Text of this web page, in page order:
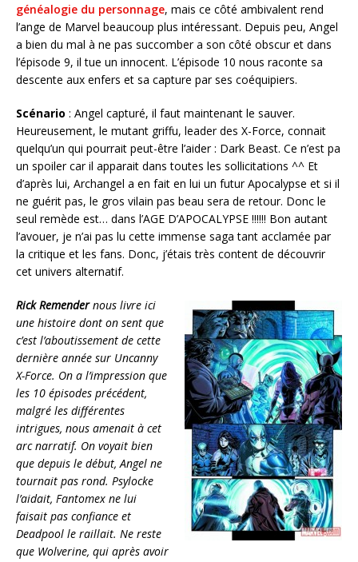
généalogie du personnage, mais ce côté ambivalent rend
l’ange de Marvel beaucoup plus intéressant. Depuis peu, Angel
a bien du mal à ne pas succomber a son côté obscur et dans
l’épisode 9, il tue un innocent. L’épisode 10 nous raconte sa
descente aux enfers et sa capture par ses coéquipiers.
Scénario : Angel capturé, il faut maintenant le sauver.
Heureusement, le mutant griffu, leader des X-Force, connait
quelqu’un qui pourrait peut-être l’aider : Dark Beast. Ce n’est pa
un spoiler car il apparait dans toutes les sollicitations ^^ Et
d’après lui, Archangel a en fait en lui un futur Apocalypse et si il
ne guérit pas, le gros vilain pas beau sera de retour. Donc le
seul remède est… dans l’AGE D’APOCALYPSE !!!!!! Bon autant
l’avouer, je n’ai pas lu cette immense saga tant acclamée par
la critique et les fans. Donc, j’étais très content de découvrir
cet univers alternatif.
Rick Remendernous livre ici
une histoire dont on sent que
c’est l’aboutissement de cette
dernière année sur Uncanny
X-Force. On a l’impression que
les 10 épisodes précédent,
malgré les différentes
intrigues, nous amenait à cet
arc narratif. On voyait bien
que depuis le début, Angel ne
tournait pas rond. Psylocke
l’aidait, Fantomex ne lui
faisait pas confiance et
Deadpool le raillait. Ne reste
que Wolverine, qui après avoir